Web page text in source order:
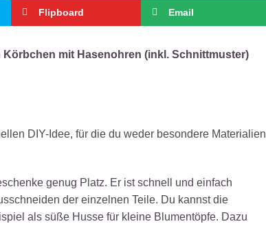
Flipboard Email
mit Hasenohren (inkl. Schnittmuster)
DIY-Idee, für die du weder besondere Materialien
genug Platz. Er ist schnell und einfach
der einzelnen Teile. Du kannst die
als süße Husse für kleine Blumentöpfe. Dazu